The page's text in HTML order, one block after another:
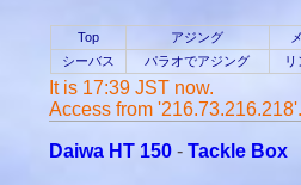
Top アジング
シーバス
パラオでアジング リ
It is 17:39 JST now.
Access from '216.73.216.218'.
Daiwa HT 150 -Tackle Box